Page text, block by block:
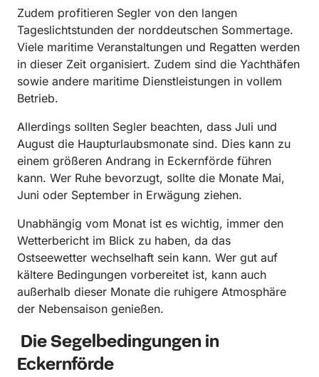
Zudem profitieren Segler von den langen
Tageslichtstunden der norddeutschen Sommertage.
Viele maritime Veranstaltungen und Regatten werden
in dieser Zeit organisiert. Zudem sind die Yachthäfen
sowie andere maritime Dienstleistungen in vollem
Betrieb.
Allerdings sollten Segler beachten, dass Juli und
August die Haupturlaubsmonate sind. Dies kann zu
einem größeren Andrang in Eckernförde führen
kann. Wer Ruhe bevorzugt, sollte die Monate Mai,
Juni oder September in Erwägung ziehen.
Unabhängig vom Monat ist es wichtig, immer den
Wetterbericht im Blick zu haben, da das
Ostseewetter wechselhaft sein kann. Wer gut auf
kältere Bedingungen vorbereitet ist, kann auch
außerhalb dieser Monate die ruhigere Atmosphäre
der Nebensaison genießen.
Die Segelbedingungen in
Eckernförde